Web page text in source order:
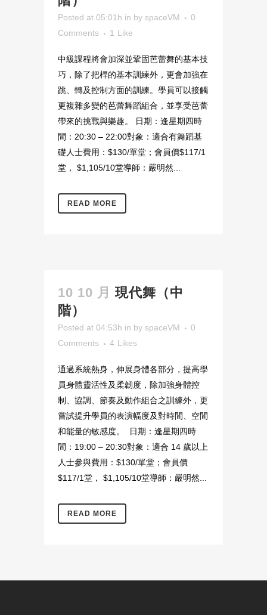
Posted at 05:01h in by spaceVM
0
Comments
1 Like
中級課程將會加深並鞏固芭蕾舞的基本技
巧，除了把桿的基本訓練外，更會加強在
跳、轉及控制方面的訓練。學員可以接觸
更複雜多變的芭蕾舞蹈組合，並享受芭蕾
帶來的挑戰與樂趣。 日期：逢星期四時
間：20:30 – 22:00對象：適合有舞蹈基
礎人士費用：$130/單堂；會員價$117/1
堂， $1,105/10堂導師：嚴明然...
READ MORE
10 10 月 現代舞（中
階）
Posted at 04:53h in by spaceVM
0
Comments
4 Likes
通過系統熱身，伸展身體各部分，提高學
員身體靈活性及柔韌度，除加強身體控
制、協調、節奏及動作組合之訓練外，更
嘗試提升學員的表演幅度及對時間、空間
和能量的敏感度。 日期：逢星期四時
間：19:00 – 20:30對象：適合 14 歲以上
人士參與費用：$130/單堂；會員價
$117/1堂， $1,105/10堂導師：嚴明然...
READ MORE